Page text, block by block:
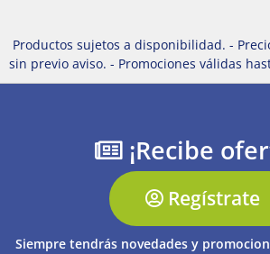
Productos sujetos a disponibilidad. -
sin previo aviso. - Promociones válidas
¡Recibe
Regístrate
Siempre tendrás novedades y